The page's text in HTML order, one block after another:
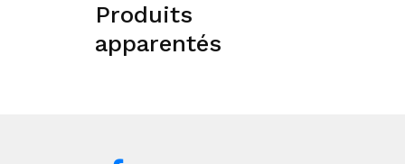
Produits
apparentés